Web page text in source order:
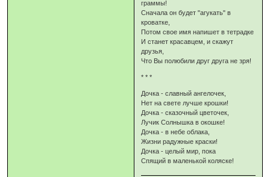
граммы!
Сначала он будет "агукать" в
кроватке,
Потом свое имя напишет в тетрадке
И станет красавцем, и скажут
друзья,
Что Вы полюбили друг друга не зря!
* * *
Дочка - славный ангелочек,
Нет на свете лучше крошки!
Дочка - сказочный цветочек,
Лучик Солнышка в окошке!
Дочка - в небе облака,
Жизни радужные краски!
Дочка - целый мир, пока
Спящий в маленькой коляске!